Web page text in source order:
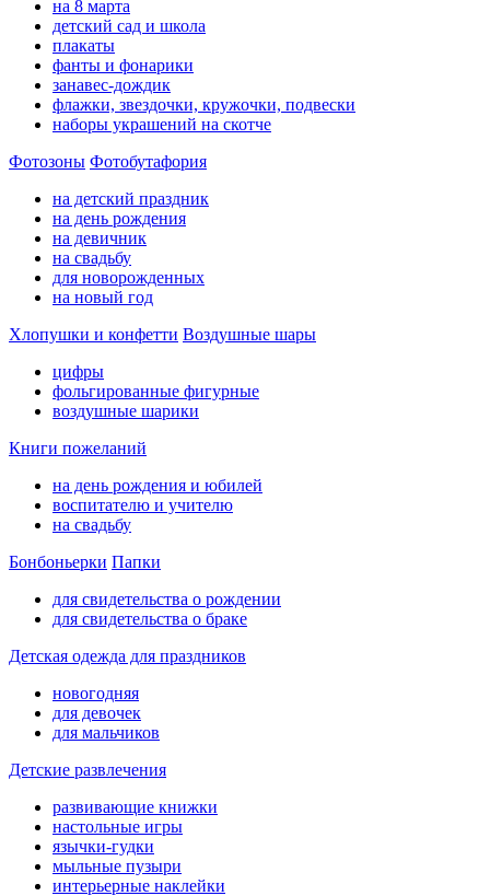
на 8 марта
детский сад и школа
плакаты
фанты и фонарики
занавес-дождик
флажки, звездочки, кружочки, подвески
наборы украшений на скотче
Фотозоны Фотобутафория
на детский праздник
на день рождения
на девичник
на свадьбу
для новорожденных
на новый год
Хлопушки и конфетти Воздушные шары
цифры
фольгированные фигурные
воздушные шарики
Книги пожеланий
на день рождения и юбилей
воспитателю и учителю
на свадьбу
Бонбоньерки Папки
для свидетельства о рождении
для свидетельства о браке
Детская одежда для праздников
новогодняя
для девочек
для мальчиков
Детские развлечения
развивающие книжки
настольные игры
язычки-гудки
мыльные пузыри
интерьерные наклейки